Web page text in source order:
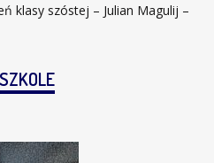
klasy szóstej – Julian Magulij –
SZKOLE